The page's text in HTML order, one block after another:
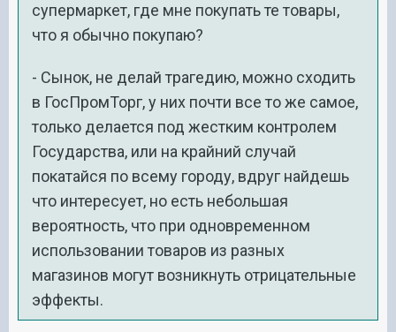
супермаркет, где мне покупать те товары,
что я обычно покупаю?
- Сынок, не делай трагедию, можно сходить
в ГосПромТорг, у них почти все то же самое,
только делается под жестким контролем
Государства, или на крайний случай
покатайся по всему городу, вдруг найдешь
что интересует, но есть небольшая
вероятность, что при одновременном
использовании товаров из разных
магазинов могут возникнуть отрицательные
эффекты.